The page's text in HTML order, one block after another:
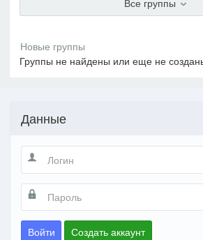
Группы не найдены или еще не
Данные
Войти Создать аккаунт